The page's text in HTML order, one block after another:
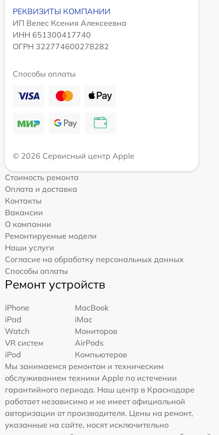
РЕКВИЗИТЫ КОМПАНИИ
ИП Велес Ксения Алексеевна
ИНН 651300417740
ОГРН 322774600278282
Способы оплаты
© 2026 Сервисный центр Apple
Стоимость ремонта
Оплата и доставка
Контакты
Вакансии
О компании
Ремонтируемые модели
Наши услуги
Согласие на обработку персональных данных
Способы оплаты
Ремонт устройств
iPhone
MacBook
iPad
iMac
Watch
Мониторов
VR систем
AirPods
iPod
Компьютеров
Мы занимаемся ремонтом и техническим
обслуживанием техники Apple по истечении
гарантийного периода. Наш центр в Краснодаре
работает независимо и не имеет официальной
авторизации от производителя. Цены на ремонт,
указанные на сайте, носят исключительно